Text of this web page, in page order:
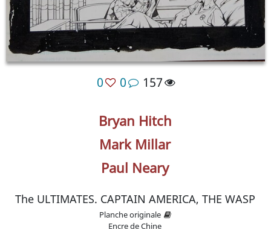
0 0 157
Bryan Hitch
Mark Millar
Paul Neary
The ULTIMATES. CAPTAIN AMERICA, THE WASP
Planche originale
Encre de Chine